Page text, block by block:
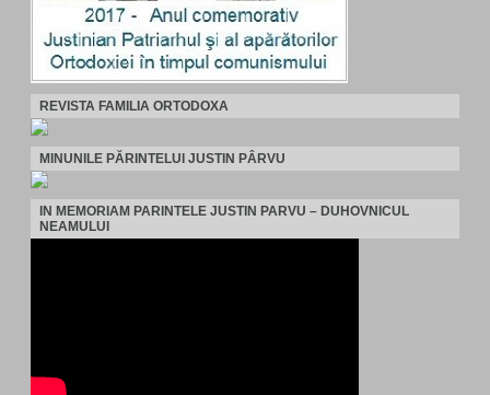
REVISTA FAMILIA ORTODOXA
MINUNILE PĂRINTELUI JUSTIN PÂRVU
IN MEMORIAM PARINTELE JUSTIN PARVU – DUHOVNICUL
NEAMULUI